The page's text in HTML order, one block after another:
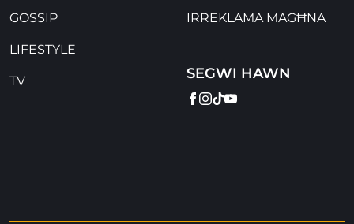
GOSSIP
LIFESTYLE
TV
IRREKLAMA MAGĦNA
SEGWI HAWN
FACEBOOK
INSTAGRAM
TIKTOK
YOUTUBE